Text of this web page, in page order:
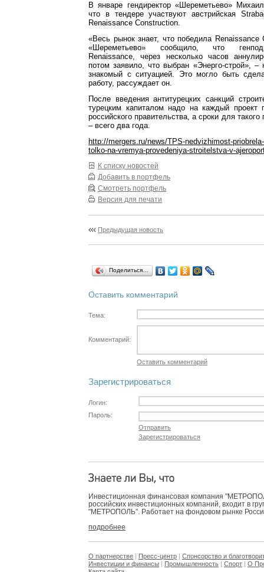
В январе гендиректор «Шереметьево»
что в тендере участвуют австрийская
Renaissance Construction.
«Весь рынок знает, что победила Renaissance
«Шереметьево» сообщило, что
Renaissance, через несколько часов
потом заявило, что выбран «Энерго-строй», –
знакомый с ситуацией. Это могло быть
работу, рассуждает он.
После введения антитурецких санкций
турецким капиталом надо на каждый проект
российского правительства, а сроки для
– всего два года.
http://mergers.ru/news/TPS-nedvizhimost-
tolko-na-vremya-provedeniya-stroitelstva-v-
К списку новостей
Добавить в портфель
Смотреть портфель
Версия для печати
Предыдущая новость
Поделиться…
Оставить комментарий
Тема:
Комментарий:
Оставить комментарий
Зарегистрироваться
Логин:
Пароль:
Отправить
Зарегистрироваться
Инвестиционная финансовая компания
российских инвестиционных компаний, входит в
"МЕТРОПОЛЬ". Работает на фондовом рынке
подробнее
О партнерстве | Пресс-центр | Спонсорство и
Инвестиции и финансы | Промышленность | Спорт | О